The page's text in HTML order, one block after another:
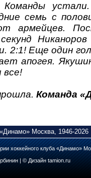
семь с
армейцев.
2:1! Еще один
апогея.
Команда
Москва, 1946-2026
хоккейного клуба «Динамо»
| © Дизайн tamion.ru